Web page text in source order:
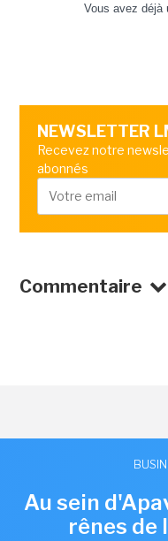
Vous avez déjà
NEWSLETTER
Recevez notre
abonnés
Commentaire
Au sein
rênes de